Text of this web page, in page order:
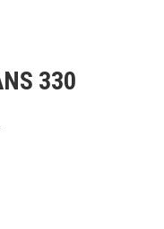
330